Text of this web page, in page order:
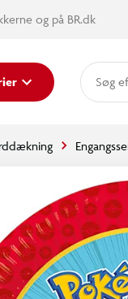
og på BR.dk